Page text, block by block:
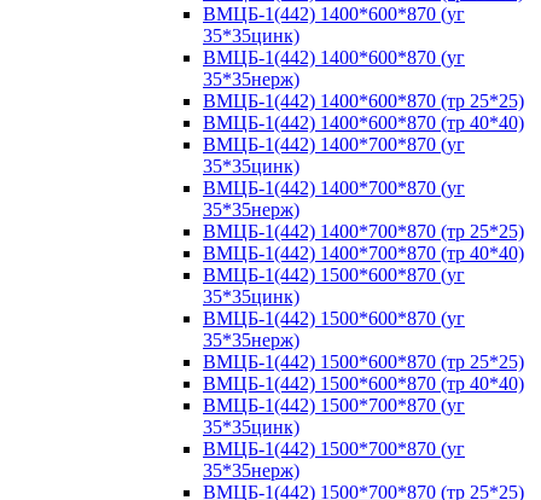
ВМЦБ-1(442) 1400*600*870 (уг
35*35цинк)
ВМЦБ-1(442) 1400*600*870 (уг
35*35нерж)
ВМЦБ-1(442) 1400*600*870 (тр 25*25)
ВМЦБ-1(442) 1400*600*870 (тр 40*40)
ВМЦБ-1(442) 1400*700*870 (уг
35*35цинк)
ВМЦБ-1(442) 1400*700*870 (уг
35*35нерж)
ВМЦБ-1(442) 1400*700*870 (тр 25*25)
ВМЦБ-1(442) 1400*700*870 (тр 40*40)
ВМЦБ-1(442) 1500*600*870 (уг
35*35цинк)
ВМЦБ-1(442) 1500*600*870 (уг
35*35нерж)
ВМЦБ-1(442) 1500*600*870 (тр 25*25)
ВМЦБ-1(442) 1500*600*870 (тр 40*40)
ВМЦБ-1(442) 1500*700*870 (уг
35*35цинк)
ВМЦБ-1(442) 1500*700*870 (уг
35*35нерж)
ВМЦБ-1(442) 1500*700*870 (тр 25*25)